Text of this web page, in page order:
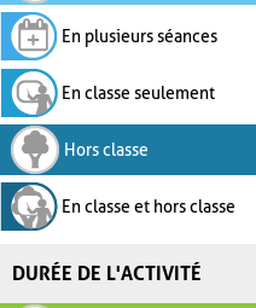
En plusieurs séances
En classe seulement
Hors classe
En classe et hors classe
DURÉE DE L'ACTIVITÉ